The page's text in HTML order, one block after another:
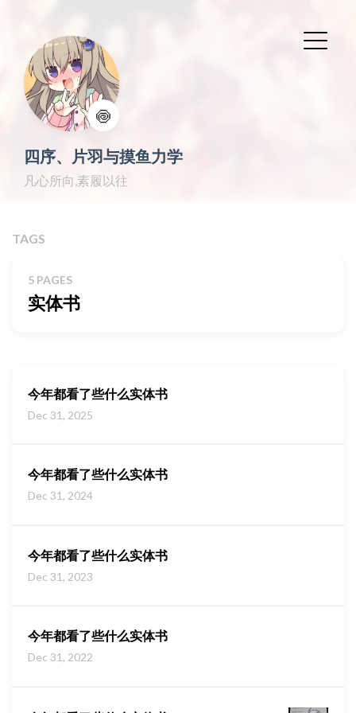
🍥
四序、片羽与摸鱼力学
凡心所向,素履以往
TAGS
5 PAGES
实体书
今年都看了些什么实体书
Dec 31, 2025
今年都看了些什么实体书
Dec 31, 2024
今年都看了些什么实体书
Dec 31, 2023
今年都看了些什么实体书
Dec 31, 2022